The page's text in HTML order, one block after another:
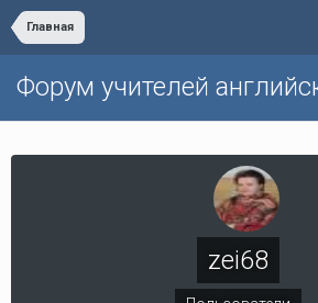
Главная
Форум учителей
zei68